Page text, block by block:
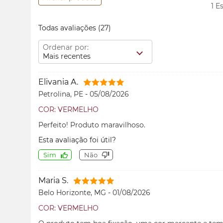
1
Todas avaliações (27)
Ordenar por:
Mais recentes
Elivania A.
Petrolina, PE - 05/08/2026
COR: VERMELHO
Perfeito! Produto maravilhoso.
Esta avaliação foi útil?
Sim Não
Maria S.
Belo Horizonte, MG - 01/08/2026
COR: VERMELHO